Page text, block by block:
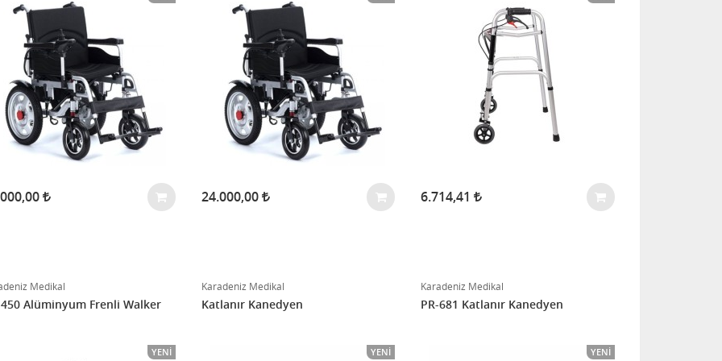
24.000,00 6.714,41
Medikal
450 Alüminyum Frenli Walker
YENI
Karadeniz Medikal
Katlanır Kanedyen
YENI
Karadeniz Medikal
PR-681 Katlanır Kanedyen
YENI